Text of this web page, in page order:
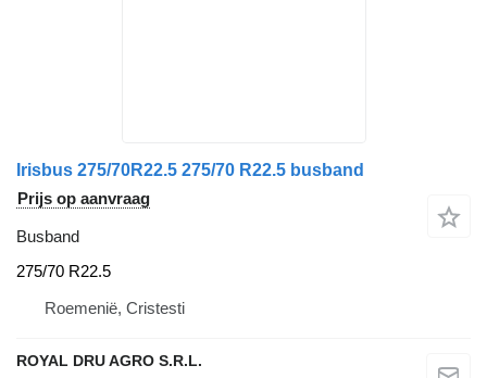
Irisbus 275/70R22.5 275/70 R22.5 busband
Prijs op aanvraag
Busband
275/70 R22.5
Roemenië, Cristesti
ROYAL DRU AGRO S.R.L.